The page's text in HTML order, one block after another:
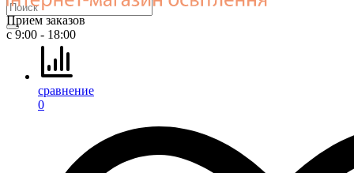
Прием заказов
с 9:00 - 18:00
сравнение
0